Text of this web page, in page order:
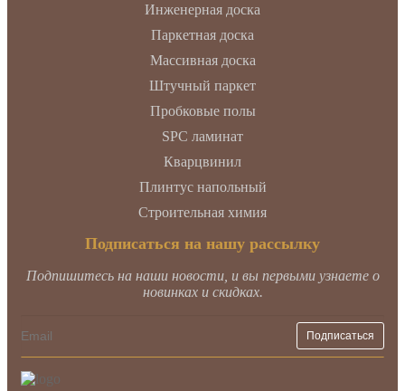
Инженерная доска
Паркетная доска
Массивная доска
Штучный паркет
Пробковые полы
SPC ламинат
Кварцвинил
Плинтус напольный
Строительная химия
Подписаться на нашу рассылку
Подпишитесь на наши новости, и вы первыми узнаете о
новинках и скидках.